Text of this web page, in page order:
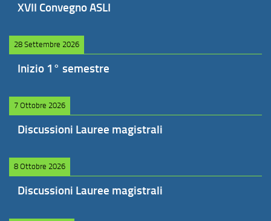
XVII Convegno ASLI
28 Settembre 2026
Inizio 1° semestre
7 Ottobre 2026
Discussioni Lauree magistrali
8 Ottobre 2026
Discussioni Lauree magistrali